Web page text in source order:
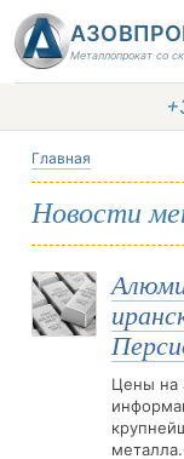
Металлопрокат со
Главная
Новости
Цены на